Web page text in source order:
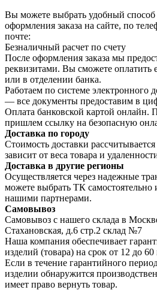
Вы можете выбрать удобный способ
оформления заказа на сайте, по
почте:
Безналичный расчет по счету
После оформления заказа мы
реквизитами. Вы сможете оплатить
или в отделении банка.
Работаем по системе электронного
— все документы предоставим в
Оплата банковской картой онлайн.
пришлем ссылку на безопасную
Доставка по городу
Стоимость доставки
зависит от веса товара и
Доставка в другие регионы
Осуществляется через надежные
можете выбрать ТК самостоятельно
нашими партнерами.
Самовывоз
Самовывоз с нашего склада в
Стахановская, д.6 стр.2 склад №7
Наша компания обеспечивает
изделий (товара) на срок от 12 до
Если в течение гарантийного
изделии обнаружится
имеет право вернуть товар.